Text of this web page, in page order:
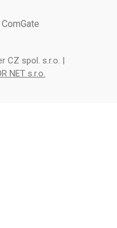
CZ spol. s.r.o. |
NET s.r.o.